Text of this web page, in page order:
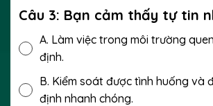
Câu 3: Bạn cảm thấy tự tin
A. Làm việc trong môi trường
định.
B. Kiểm soát được tình huống và
định nhanh chóng.